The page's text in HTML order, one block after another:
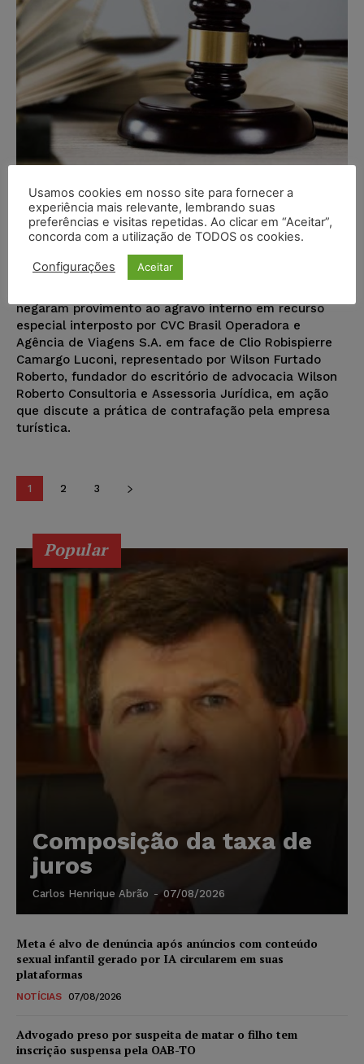
STJ rejeita recurso da CVC em ação
sobre contrafação com base na
Súmula nº 7
NOTÍCIAS Juristas - 02/10/2019
negaram provimento ao agravo interno em recurso
especial interposto por CVC Brasil Operadora e
Agência de Viagens S.A. em face de Clio Robispierre
Camargo Luconi, representado por Wilson Furtado
Roberto, fundador do escritório de advocacia Wilson
Roberto Consultoria e Assessoria Jurídica, em ação
que discute a prática de contrafação pela empresa
turística.
1 2 3
Popular
Composição da taxa de
juros
Carlos Henrique Abrão - 07/08/2026
Meta é alvo de denúncia após anúncios com conteúdo
sexual infantil gerado por IA circularem em suas
plataformas
NOTÍCIAS 07/08/2026
Advogado preso por suspeita de matar o filho tem
inscrição suspensa pela OAB-TO
Usamos cookies em nosso site para fornecer a
experiência mais relevante, lembrando suas
preferências e visitas repetidas. Ao clicar em “Aceitar”,
concorda com a utilização de TODOS os cookies.
Configurações Aceitar